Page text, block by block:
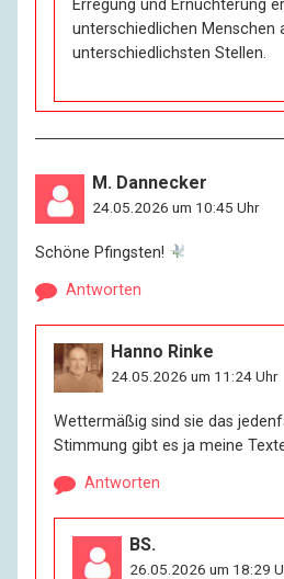
Erregung und Ernüchterung
unterschiedlichen Menschen
unterschiedlichsten Stellen.
M. Dannecker
24.05.2026 um 10:45 Uhr
Schöne Pfingsten!
Antworten
Hanno Rinke
24.05.2026 um 11:24 Uhr
Wettermäßig sind sie das
Stimmung gibt es ja meine
Antworten
BS.
26.05.2026 um 18:29